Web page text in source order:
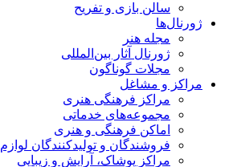
سالن بازی و تفریح
ژورنال‌ها
مجله هنر
ژورنال آثار بین‌المللی
مجلات گوناگون
مراکز و مشاغل
مراکز فرهنگی هنری
مجموعه‌های خدماتی
اماکن فرهنگی و هنری
فروشندگان و تولیدکنندگان لوازم
مراکز پوشاک، آرایش و زیبایی